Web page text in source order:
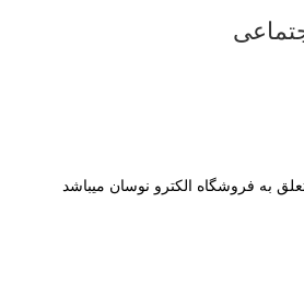
به فروشگاه الکترو نوسان میباشد